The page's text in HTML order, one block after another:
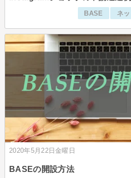
BASE ネ
2020年5月22日金曜日
BASEの開設方法